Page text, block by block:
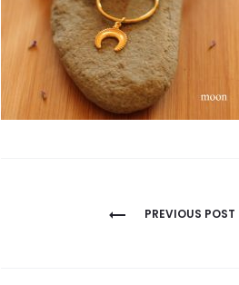
Beitragsnavigation
PREVIOUS POST